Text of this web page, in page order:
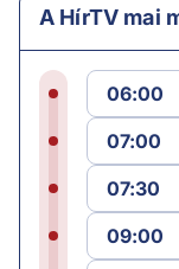
A HírTV mai
06:00
07:00
07:30
09:00